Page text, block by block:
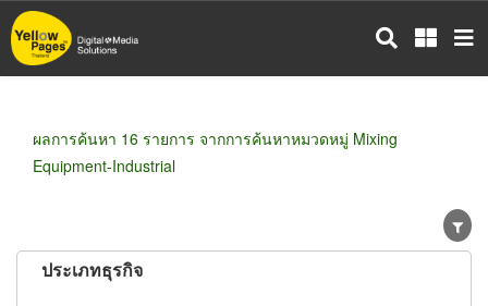
ข้าม
ไป
ผลการค้นหา 16 รายการ จากการค้นหาหมวดหมู่ Mixing
Equipment-Industrial
ประเภทธุรกิจ